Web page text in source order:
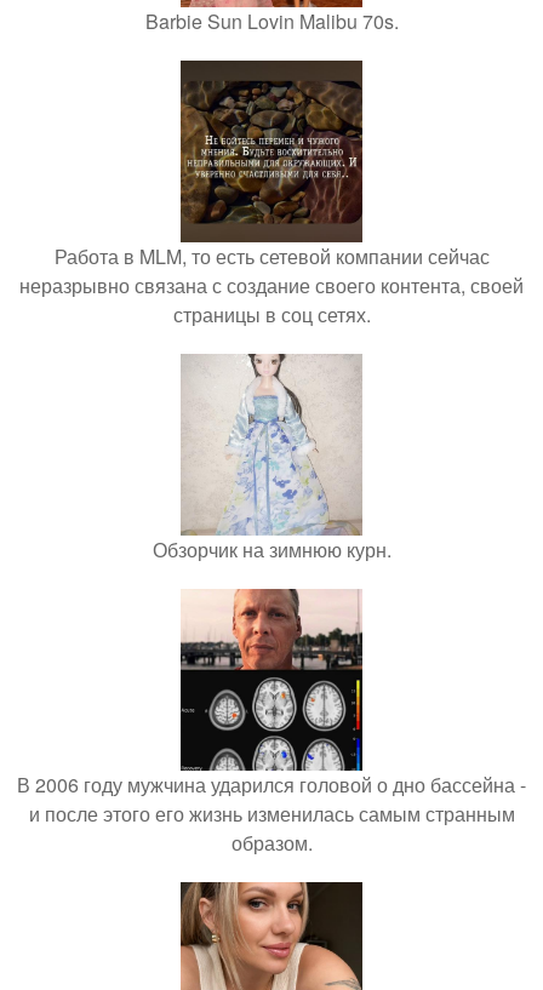
Barbie Sun Lovin Malibu 70s.
Работа в MLM, то есть сетевой компании сейчас
неразрывно связана с создание своего контента, своей
страницы в соц сетях.
Обзорчик на зимнюю курн.
В 2006 году мужчина ударился головой о дно бассейна -
и после этого его жизнь изменилась самым странным
образом.